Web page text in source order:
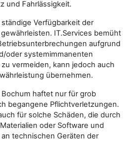
und Fahrlässigkeit.
Verfügbarkeit der
IT.Services bemüht
aufgrund
oder systemimmanenten
vermeiden, kann jedoch auch
übernehmen.
haftet nur für grob
begangene Pflichtverletzungen.
für solche Schäden, die durch
oder Software und
technischen Geräten der